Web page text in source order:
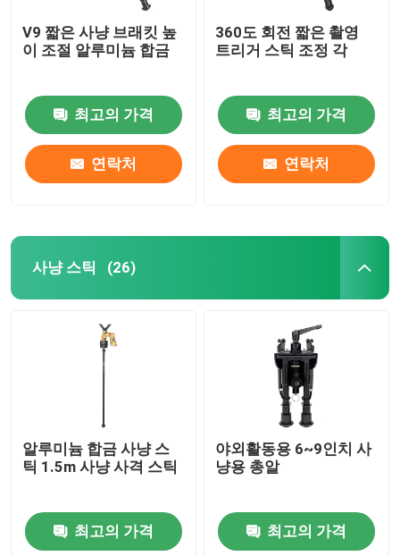
행깅 브라켓
다중기능 브라켓
포터블 스탠드
V9 짧은 사냥 브래킷 높
이 조절 알루미늄 합금
최고의 가격
연락처
360도 회전 짧은 촬영
트리거 스틱 조정 각
최고의 가격
연락처
사냥 스틱 (26)
알루미늄 합금 사냥 스
틱 1.5m 사냥 사격 스틱
최고의 가격
야외활동용 6~9인치 사
냥용 총알
최고의 가격